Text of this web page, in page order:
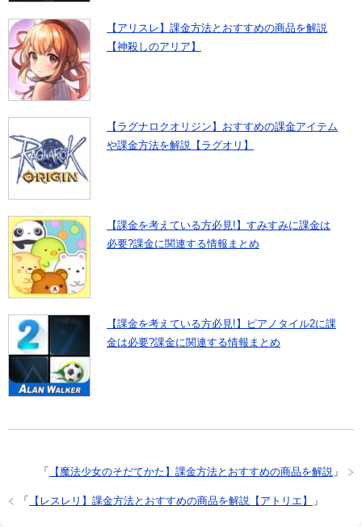
【アリスレ】課金方法とおすすめの商品を解説
【神殺しのアリア】
【ラグナロクオリジン】おすすめの課金アイテム
や課金方法を解説【ラグオリ】
【課金を考えている方必見!】すみすみに課金は
必要?課金に関連する情報まとめ
【課金を考えている方必見!】ピアノタイル2に課
金は必要?課金に関連する情報まとめ
「 【魔法少女のそだてかた】課金方法とおすすめの商品を解説 」
「 【レスレリ】課金方法とおすすめの商品を解説【アトリエ】 」